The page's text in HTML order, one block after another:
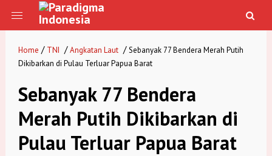
Home / TNI / Angkatan Laut / Sebanyak 77 Bendera Merah Putih
Dikibarkan di Pulau Terluar Papua Barat
Sebanyak 77 Bendera
Merah Putih Dikibarkan di
Pulau Terluar Papua Barat